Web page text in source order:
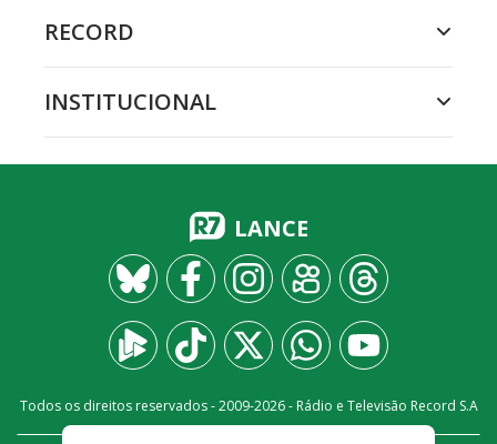
RECORD
INSTITUCIONAL
LANCE
Todos os direitos reservados - 2009-2026- Rádio e Televisão Record S.A